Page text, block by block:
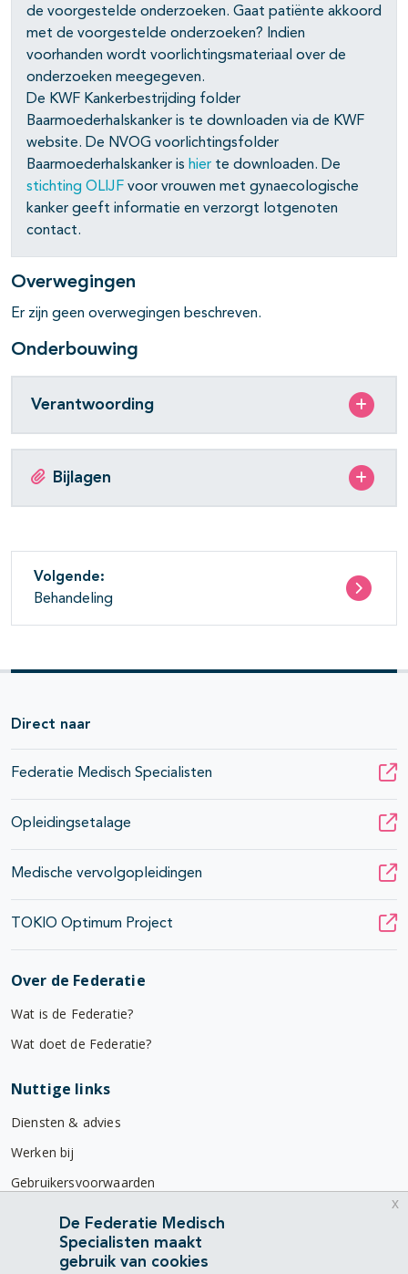
open- en dichtklappen
open- en dichtklappen
open- en dichtklappen
open- en dichtklappen
de voorgestelde onderzoeken. Gaat patiënte akkoord
met de voorgestelde onderzoeken? Indien
voorhanden wordt voorlichtingsmateriaal over de
onderzoeken meegegeven.
De KWF Kankerbestrijding folder
Baarmoederhalskanker is te downloaden via de KWF
website. De NVOG voorlichtingsfolder
Baarmoederhalskanker is hier te downloaden. De
stichting OLIJF voor vrouwen met gynaecologische
kanker geeft informatie en verzorgt lotgenoten
contact.
Overwegingen
Er zijn geen overwegingen beschreven.
Onderbouwing
Verantwoording
Bijlagen
Volgende:
Behandeling
Direct naar
Federatie Medisch Specialisten
Opleidingsetalage
Medische vervolgopleidingen
TOKIO Optimum Project
Over de Federatie
Wat is de Federatie?
Wat doet de Federatie?
Nuttige links
Diensten & advies
Werken bij
Gebruikersvoorwaarden
Privacyverklaring
Contact
De Federatie Medisch
Specialisten maakt
gebruik van cookies
x